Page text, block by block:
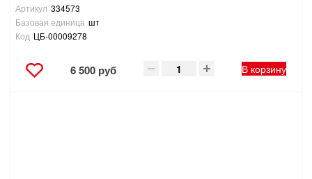
Артикул 334573
Базовая единица шт
Код ЦБ-00009278
6 500 руб В корзину